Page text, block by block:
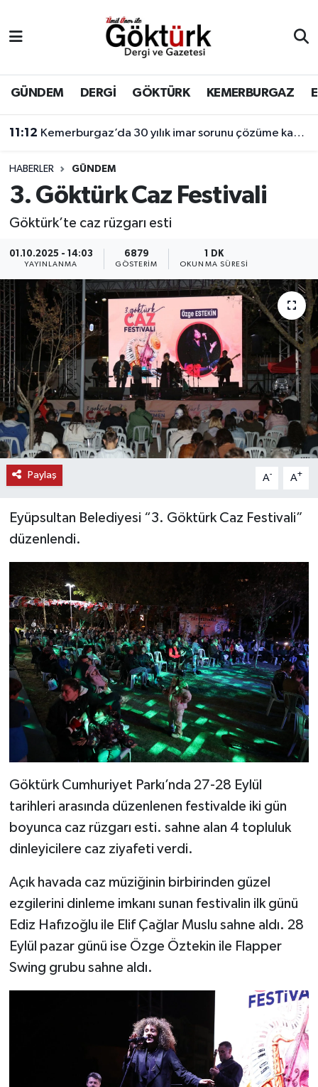
GÜNDEM DERGİ GÖKTÜRK KEMERBURGAZ
11:12 Kemerburgaz’da 30 yılık imar sorunu çözüme kavuşuyor
HABERLER GÜNDEM
3. Göktürk Caz Festivali
Göktürk’te caz rüzgarı esti
01.10.2025 - 14:03
YAYINLANMA
6879
GÖSTERIM
1 DK
OKUNMA SÜRESI
Paylaş A- A+
Eyüpsultan Belediyesi “3. Göktürk Caz Festivali”
düzenlendi.
Göktürk Cumhuriyet Parkı’nda 27-28 Eylül
tarihleri arasında düzenlenen festivalde iki gün
boyunca caz rüzgarı esti. sahne alan 4 topluluk
dinleyicilere caz ziyafeti verdi.
Açık havada caz müziğinin birbirinden güzel
ezgilerini dinleme imkanı sunan festivalin ilk günü
Ediz Hafızoğlu ile Elif Çağlar Muslu sahne aldı. 28
Eylül pazar günü ise Özge Öztekin ile Flapper
Swing grubu sahne aldı.
BİLİM
DERGİ
DÜNYA
EĞİTİM
GÜNDEM
KEMERBURGAZ
KÜLTÜR - SANAT
MAGAZİN
ÖZEL HABER
SAĞLIK
SPOR
TEKNOLOJİ
TİCARET
YAŞAM
Eyüpsultan Hava Durumu
Eyüpsultan Trafik Yoğunluk Haritası
Süper Lig Puan Durumu ve Fikstür
Tüm Manşetler
Son Dakika Haberleri